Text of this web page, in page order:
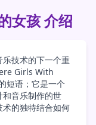
女孩 介绍
技术的下一个重
Girls With
短语；它是一个
音乐制作的世
的独特结合如何